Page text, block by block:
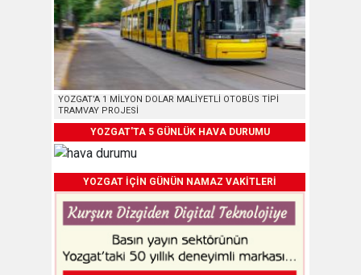
YOZGAT’A 1 MİLYON DOLAR MALİYETLİ OTOBÜS TİPİ
TRAMVAY PROJESİ
YOZGAT'TA 5 GÜNLÜK HAVA DURUMU
YOZGAT İÇİN GÜNÜN NAMAZ VAKİTLERİ